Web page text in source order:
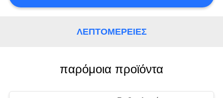
ΖΗΤΉΣΤΕ
SITEMAP
ΛΕΠΤΟΜΈΡΕΙΕΣ
παρόμοια προϊόντα